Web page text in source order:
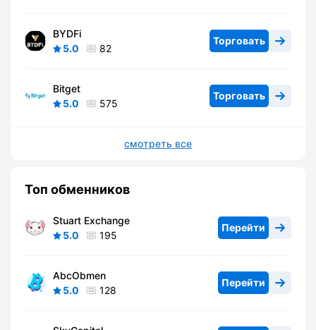
BYDFi
5.0
82
Торговать
Bitget
5.0
575
Торговать
смотреть все
Топ обменников
Stuart Exchange
5.0
195
Перейти
AbcObmen
5.0
128
Перейти